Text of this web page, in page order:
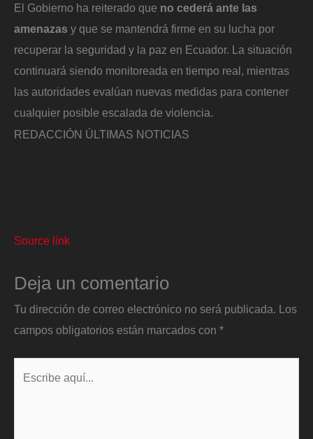
El Gobierno ha reiterado que no cederá ante las
amenazas y que se mantendrá firme en su lucha por
recuperar la seguridad y la paz en Ecuador. La situación
continuará siendo monitoreada en tiempo real, mientras
las autoridades evalúan nuevas medidas para contener
cualquier posible escalada de violencia.
REDACCIÓN ÚLTIMAS NOTICIAS
Source link
Deja un comentario
Tu dirección de correo electrónico no será publicada.
Los
campos obligatorios están marcados con *